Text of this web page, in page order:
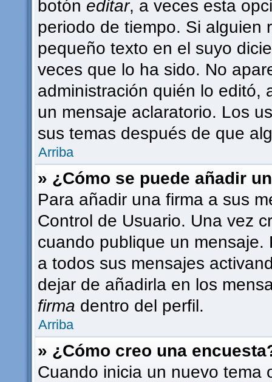
botón editar, a veces esta
periodo de tiempo. Si alguien
pequeño texto en el suyo
veces que lo ha sido. No
administración quién lo editó,
un mensaje aclaratorio. Los
sus temas después de que
Arriba
» ¿Cómo se puede añadir
Para añadir una firma a sus
Control de Usuario. Una vez
cuando publique un
a todos sus mensajes
dejar de añadirla en los
firma dentro del perfil.
Arriba
» ¿Cómo creo una
Cuando inicia un nuevo tema